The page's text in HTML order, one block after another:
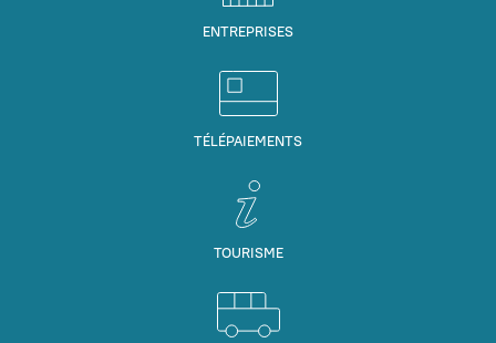
ENTREPRISES
TÉLÉPAIEMENTS
TOURISME